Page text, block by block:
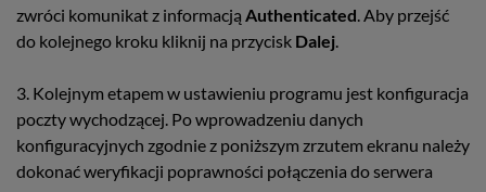
zwróci komunikat z informacją Authenticated . Aby przejść
do kolejnego kroku kliknij na przycisk Dalej
3. Kolejnym etapem w ustawieniu programu jest konfiguracja
poczty wychodzącej. Po wprowadzeniu danych
konfiguracyjnych zgodnie z poniższym zrzutem ekranu należy
dokonać weryfikacji poprawności połączenia do serwera